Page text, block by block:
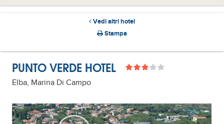
Vedi altri hotel
Stampa
PUNTO VERDE HOTEL
Elba, Marina Di Campo